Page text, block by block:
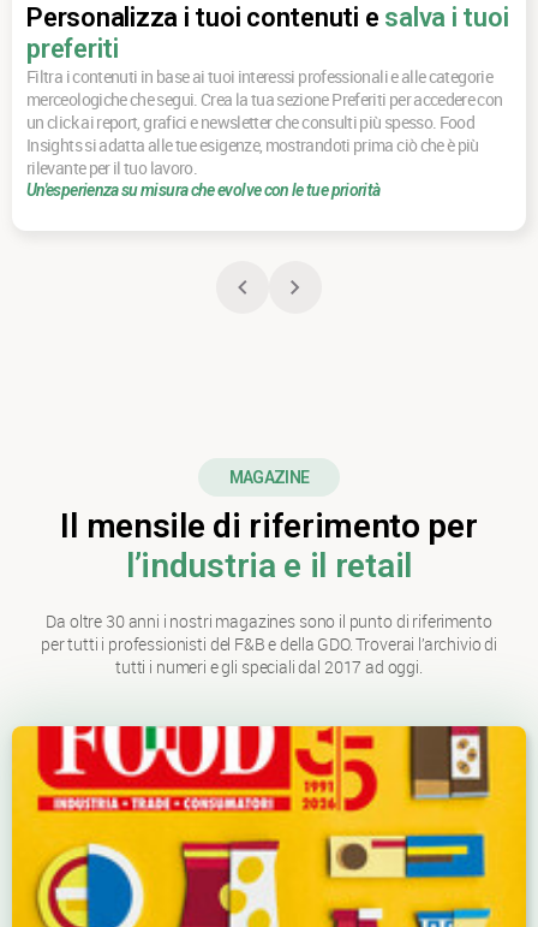
Personalizza i tuoi contenuti e salva i tuoi
preferiti
Filtra i contenuti in base ai tuoi interessi professionali e alle categorie
merceologiche che segui. Crea la tua sezione Preferiti per accedere con
un click ai report, grafici e newsletter che consulti più spesso. Food
Insights si adatta alle tue esigenze, mostrandoti prima ciò che è più
rilevante per il tuo lavoro.
Un'esperienza su misura che evolve con le tue priorità
MAGAZINE
Il mensile di riferimento per
l’industria e il retail
Da oltre 30 anni i nostri magazines sono il punto di riferimento
per tutti i professionisti del F&B e della GDO. Troverai l’archivio di
tutti i numeri e gli speciali dal 2017 ad oggi.